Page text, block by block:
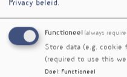
van bestaande
Naast deze boeiende
2024 een extra
van
hoogleraar Frits
Privacy beleid.
Functioneel (always
Store data (e.g. cookie
(required to use this
Doel : Functioneel